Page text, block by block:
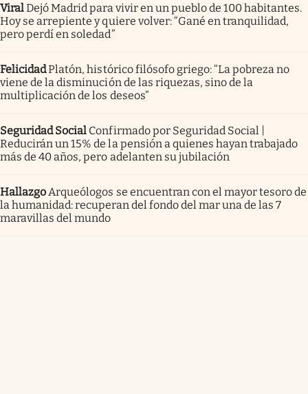
ViralDejó Madrid para vivir en un pueblo de 100 habitantes.
Hoy se arrepiente y quiere volver: “Gané en tranquilidad,
pero perdí en soledad”
FelicidadPlatón, histórico filósofo griego: “La pobreza no
viene de la disminución de las riquezas, sino de la
multiplicación de los deseos”
Seguridad Social Confirmado por Seguridad Social |
Reducirán un 15% de la pensión a quienes hayan trabajado
más de 40 años, pero adelanten su jubilación
Hallazgo Arqueólogos se encuentran con el mayor tesoro de
la humanidad: recuperan del fondo del mar una de las 7
maravillas del mundo